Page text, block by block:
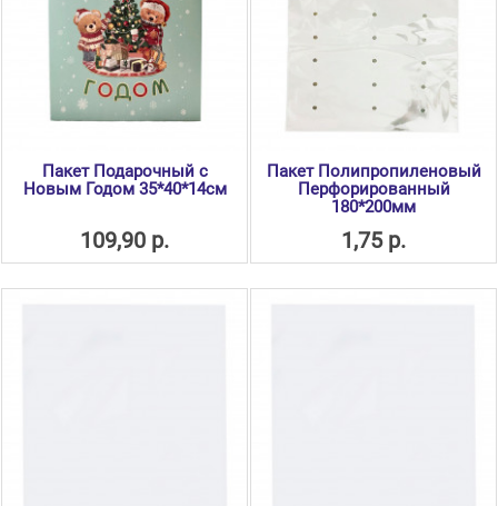
Пакет Подарочный с
Новым Годом 35*40*14см
109,90 р.
Пакет Полипропиленовый
Перфорированный
180*200мм
1,75 р.